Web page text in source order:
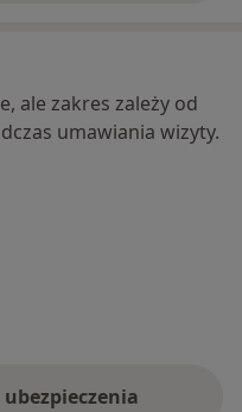
ale zakres zależy od
umawiania wizyty.